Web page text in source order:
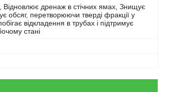
Відновлює дренаж в стічних ямах, Знищує
обсяг, перетворюючи тверді фракції у
відкладення в трубах і підтримує
стані